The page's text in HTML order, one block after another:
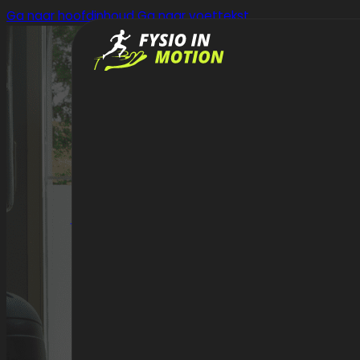
Ga naar hoofdinhoud Ga naar voettekst